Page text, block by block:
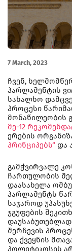
7 March, 2023
ჩვენ,
პარლამენტის
სახალხო
პროცესი
მონაწილეობის
მე-12
ერების
პრინციპებს“ და
გამჭვირვალე
ჩართულობის
დაასახელა
პარლამენტს
საჯაროდ
ჯგუფების
დაუსაბუთებლად
შერჩევის
და ქვეყნის
პოლიტიკოსის